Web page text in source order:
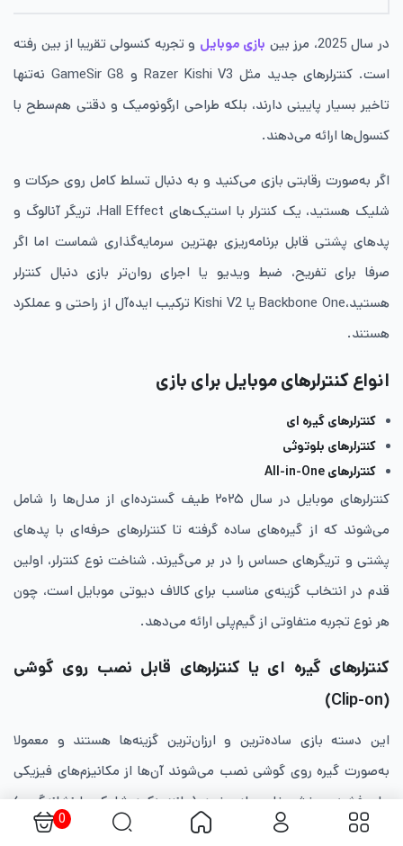
در سال 2025، مرز بین بازی موبایل و تجربه کنسولی تقریبا از بین رفته
است. کنترلرهای جدید مثل Razer Kishi V3 و GameSir G8 نه‌تنها
تاخیر بسیار پایینی دارند، بلکه طراحی ارگونومیک و دقتی هم‌سطح با
کنسول‌ها ارائه می‌دهند.
اگر به‌صورت رقابتی بازی می‌کنید و به دنبال تسلط کامل روی حرکات و
شلیک هستید، یک کنترلر با استیک‌های Hall Effect، تریگر آنالوگ و
پدهای پشتی قابل برنامه‌ریزی بهترین سرمایه‌گذاری شماست اما اگر
صرفا برای تفریح، ضبط ویدیو یا اجرای روان‌تر بازی دنبال کنترلر
هستید،Backbone One یا Kishi V2 ترکیب ایده‌آل از راحتی و عملکرد
هستند.
انواع کنترلرهای موبایل برای بازی
کنترلرهای گیره ای
کنترلرهای بلوتوثی
کنترلرهای All-in-One
کنترلرهای موبایل در سال ۲۰۲۵ طیف گسترده‌ای از مدل‌ها را شامل
می‌شوند که از گیره‌های ساده گرفته تا کنترلرهای حرفه‌ای با پدهای
پشتی و تریگرهای حساس را در بر می‌گیرند. شناخت نوع کنترلر، اولین
قدم در انتخاب گزینه‌ی مناسب برای کالاف دیوتی موبایل است، چون
هر نوع تجربه متفاوتی از گیم‌پلی ارائه می‌دهد.
کنترلرهای گیره ای یا کنترلرهای قابل نصب روی گوشی
(Clip-on)
این دسته بازی ساده‌ترین و ارزان‌ترین گزینه‌ها هستند و معمولا
به‌صورت گیره روی گوشی نصب می‌شوند آن‌ها از مکانیزم‌های فیزیکی
برای فشردن بخش خاصی از صفحه (مانند دکمه شلیک یا نشانه‌گیری)
استفاده می‌کنند.
0